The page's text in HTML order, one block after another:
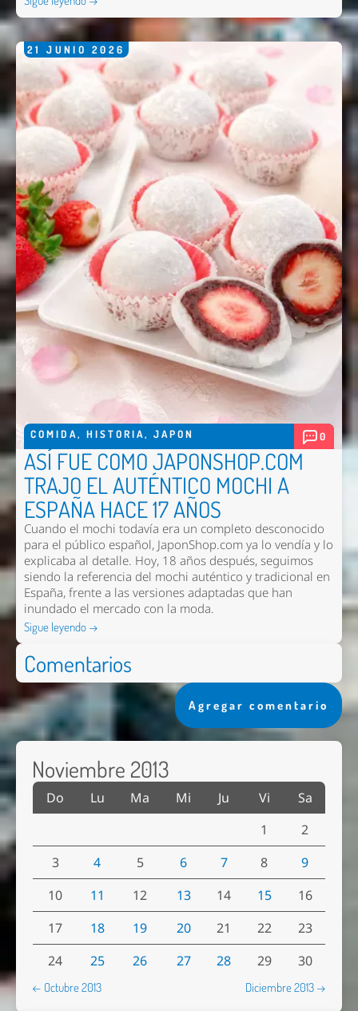
21 JUNIO 2026
COMIDA, HISTORIA, JAPON 0
ASÍ FUE COMO JAPONSHOP.COM
TRAJO EL AUTÉNTICO MOCHI A
ESPAÑA HACE 17 AÑOS
Cuando el mochi todavía era un completo desconocido
para el público español, JaponShop.com ya lo vendía y lo
explicaba al detalle. Hoy, 18 años después, seguimos
siendo la referencia del mochi auténtico y tradicional en
España, frente a las versiones adaptadas que han
inundado el mercado con la moda.
Sigue leyendo →
Comentarios
Agregar comentario
Noviembre 2013
Do Lu Ma Mi Ju Vi
Sa
1
2
3
4 5 6 7 8
9
10
11 12 13 14 15
16
17
18 19 20 21 22
23
24
25 26 27 28 29 30
← Octubre 2013 Diciembre 2013 →